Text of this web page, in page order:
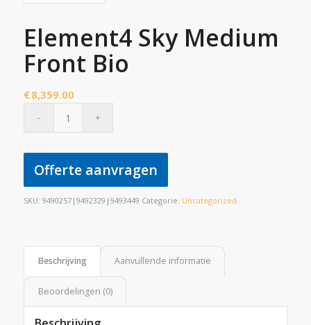
Element4 Sky Medium
Front Bio
€8,359.00
Offerte aanvragen
SKU: 9490257|9492329|9493449 Categorie: Uncategorized
Beschrijving Aanvullende informatie
Beoordelingen (0)